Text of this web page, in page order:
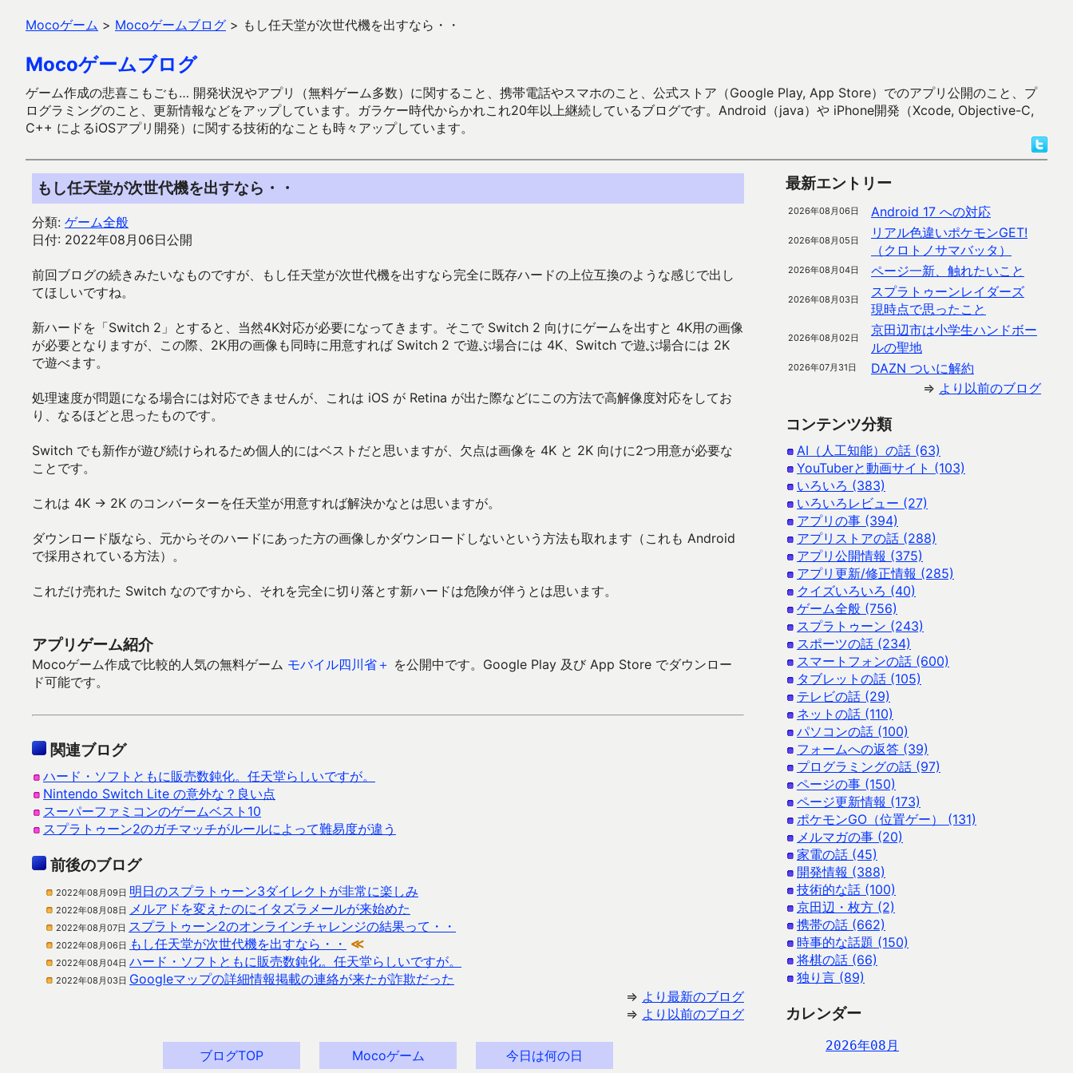
Mocoゲーム > Mocoゲームブログ > もし任天堂が次世代機を出すなら・・
Mocoゲームブログ
ゲーム作成の悲喜こもごも… 開発状況やアプリ（無料ゲーム多数）に関すること、携帯電話やスマホのこと、公式ストア（Google Play, App Store）でのアプリ公開のこと、プ
ログラミングのこと、更新情報などをアップしています。ガラケー時代からかれこれ20年以上継続しているブログです。Android（java）や iPhone開発（Xcode, Objective-C,
C++ によるiOSアプリ開発）に関する技術的なことも時々アップしています。
もし任天堂が次世代機を出すなら・・
分類: ゲーム全般
日付: 2022年08月06日公開
前回ブログの続きみたいなものですが、もし任天堂が次世代機を出すなら完全に既存ハードの上位互換のような感じで出し
てほしいですね。
新ハードを「Switch 2」とすると、当然4K対応が必要になってきます。そこで Switch 2 向けにゲームを出すと 4K用の画像
が必要となりますが、この際、2K用の画像も同時に用意すれば Switch 2 で遊ぶ場合には 4K、Switch で遊ぶ場合には 2K
で遊べます。
処理速度が問題になる場合には対応できませんが、これは iOS が Retina が出た際などにこの方法で高解像度対応をしてお
り、なるほどと思ったものです。
Switch でも新作が遊び続けられるため個人的にはベストだと思いますが、欠点は画像を 4K と 2K 向けに2つ用意が必要な
ことです。
これは 4K → 2K のコンバーターを任天堂が用意すれば解決かなとは思いますが。
ダウンロード版なら、元からそのハードにあった方の画像しかダウンロードしないという方法も取れます（これも Android
で採用されている方法）。
これだけ売れた Switch なのですから、それを完全に切り落とす新ハードは危険が伴うとは思います。
アプリゲーム紹介
Mocoゲーム作成で比較的人気の無料ゲーム モバイル四川省＋ を公開中です。Google Play 及び App Store でダウンロー
ド可能です。
関連ブログ
ハード・ソフトともに販売数鈍化。任天堂らしいですが。
Nintendo Switch Lite の意外な？良い点
スーパーファミコンのゲームベスト10
スプラトゥーン2のガチマッチがルールによって難易度が違う
前後のブログ
2022年08月09日 明日のスプラトゥーン3ダイレクトが非常に楽しみ
2022年08月08日 メルアドを変えたのにイタズラメールが来始めた
2022年08月07日 スプラトゥーン2のオンラインチャレンジの結果って・・
2022年08月06日 もし任天堂が次世代機を出すなら・・ ≪
2022年08月04日 ハード・ソフトともに販売数鈍化。任天堂らしいですが。
2022年08月03日 Googleマップの詳細情報掲載の連絡が来たが詐欺だった
⇒ より最新のブログ
⇒ より以前のブログ
ブログTOP Mocoゲーム 今日は何の日
最新エントリー
2026年08月06日 Android 17 への対応
2026年08月05日
リアル色違いポケモンGET!
（クロトノサマバッタ）
2026年08月04日 ページ一新、触れたいこと
2026年08月03日
スプラトゥーンレイダーズ
現時点で思ったこと
2026年08月02日
京田辺市は小学生ハンドボー
ルの聖地
2026年07月31日
DAZN ついに解約
⇒ より以前のブログ
コンテンツ分類
AI（人工知能）の話 (63)
YouTuberと動画サイト (103)
いろいろ (383)
いろいろレビュー (27)
アプリの事 (394)
アプリストアの話 (288)
アプリ公開情報 (375)
アプリ更新/修正情報 (285)
クイズいろいろ (40)
ゲーム全般 (756)
スプラトゥーン (243)
スポーツの話 (234)
スマートフォンの話 (600)
タブレットの話 (105)
テレビの話 (29)
ネットの話 (110)
パソコンの話 (100)
フォームへの返答 (39)
プログラミングの話 (97)
ページの事 (150)
ページ更新情報 (173)
ポケモンGO（位置ゲー） (131)
メルマガの事 (20)
家電の話 (45)
開発情報 (388)
技術的な話 (100)
京田辺・枚方 (2)
携帯の話 (662)
時事的な話題 (150)
将棋の話 (66)
独り言 (89)
カレンダー
2026年08月